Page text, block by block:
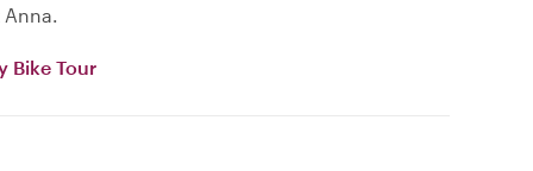
Bike Tour